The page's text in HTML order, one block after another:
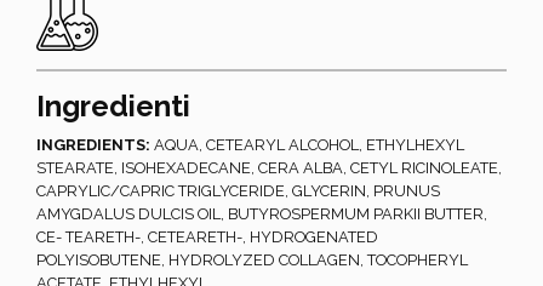
Ingredienti
INGREDIENTS: AQUA, CETEARYL ALCOHOL, ETHYLHEXYL
STEARATE, ISOHEXADECANE, CERA ALBA, CETYL RICINOLEATE,
CAPRYLIC/CAPRIC TRIGLYCERIDE, GLYCERIN, PRUNUS
AMYGDALUS DULCIS OIL, BUTYROSPERMUM PARKII BUTTER,
CE- TEARETH-, CETEARETH-, HYDROGENATED
POLYISOBUTENE, HYDROLYZED COLLAGEN, TOCOPHERYL